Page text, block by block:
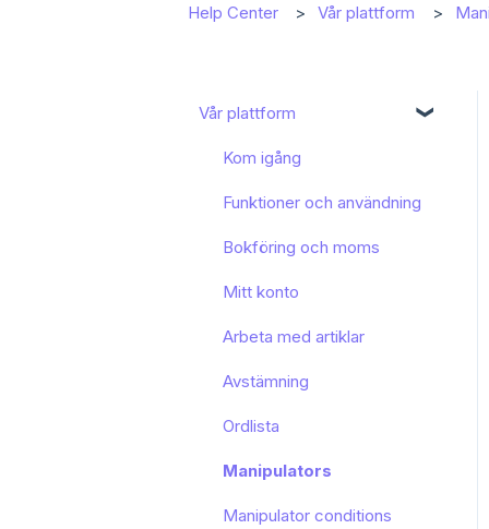
Help Center Vår plattform
Vår plattform
Kom igång
Funktioner och användning
Bokföring och moms
Mitt konto
Arbeta med artiklar
Avstämning
Ordlista
Manipulators
Manipulator conditions